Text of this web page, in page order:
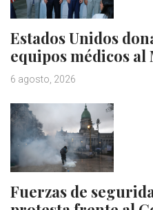
Estados Unidos
equipos médicos
6 agosto, 2026
Fuerzas de